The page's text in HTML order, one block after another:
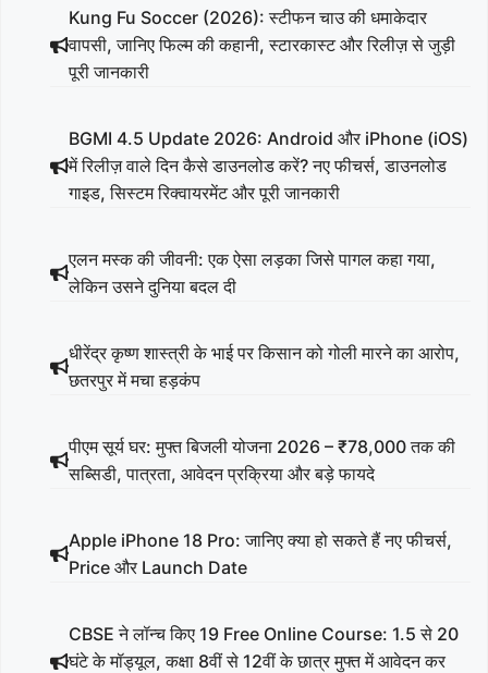
Kung Fu Soccer (2026): स्टीफन चाउ की धमाकेदार
वापसी, जानिए फिल्म की कहानी, स्टारकास्ट और रिलीज़ से जुड़ी
पूरी जानकारी
BGMI 4.5 Update 2026: Android और iPhone (iOS)
में रिलीज़ वाले दिन कैसे डाउनलोड करें? नए फीचर्स, डाउनलोड
गाइड, सिस्टम रिक्वायरमेंट और पूरी जानकारी
एलन मस्क की जीवनी: एक ऐसा लड़का जिसे पागल कहा गया,
लेकिन उसने दुनिया बदल दी
धीरेंद्र कृष्ण शास्त्री के भाई पर किसान को गोली मारने का आरोप,
छतरपुर में मचा हड़कंप
पीएम सूर्य घर: मुफ्त बिजली योजना 2026 – ₹78,000 तक की
सब्सिडी, पात्रता, आवेदन प्रक्रिया और बड़े फायदे
Apple iPhone 18 Pro: जानिए क्या हो सकते हैं नए फीचर्स,
Price और Launch Date
CBSE ने लॉन्च किए 19 Free Online Course: 1.5 से 20
घंटे के मॉड्यूल, कक्षा 8वीं से 12वीं के छात्र मुफ्त में आवेदन कर